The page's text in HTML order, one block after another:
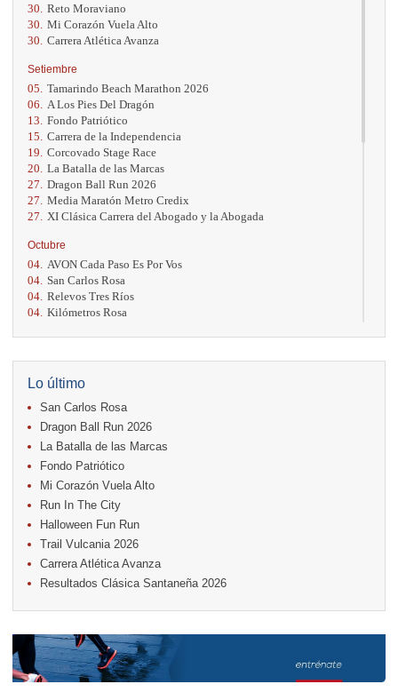
30. Reto Moraviano
30. Mi Corazón Vuela Alto
30. Carrera Atlética Avanza
Setiembre
05. Tamarindo Beach Marathon 2026
06.
A Los Pies Del Dragón
13. Fondo Patriótico
15. Carrera de la Independencia
19. Corcovado Stage Race
20. La Batalla de las Marcas
27. Dragon Ball Run 2026
27. Media Maratón Metro Credix
27.
XI Clásica Carrera del Abogado y la Abogada
Octubre
04. AVON Cada Paso Es Por Vos
04. San Carlos Rosa
04. Relevos Tres Ríos
04. Kilómetros Rosa
18. Casa Turire Trail Run
18.
Warriors Run Circuit
18. Samsung Jacó Beach Half Marathon 2026
25. KRun by Under Armour
25. Run Alajuela
31.
Halloween Fun Run
Noviembre
08. Lindora Run
15. Entre Pan y Rosas
Diciembre
Trail Vulcania 2026
12. Media Maratón Puntarenas 2026
Lo último
San Carlos Rosa
Dragon Ball Run 2026
La Batalla de las Marcas
Fondo Patriótico
Mi Corazón Vuela Alto
Run In The City
Halloween Fun Run
Trail Vulcania 2026
Carrera Atlética Avanza
Resultados Clásica Santaneña 2026